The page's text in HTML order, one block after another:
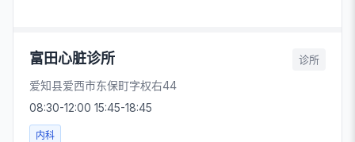
富田心脏诊所 诊所
爱知县爱西市东保町字权右44
08:30-12:00 15:45-18:45
内科